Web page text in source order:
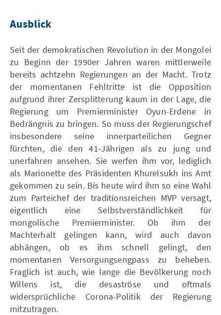
Ausblick
Seit der demokratischen Revolution in der Mongolei
zu Beginn der 1990er Jahren waren mittlerweile
bereits achtzehn Regierungen an der Macht. Trotz
der momentanen Fehltritte ist die Opposition
aufgrund ihrer Zersplitterung kaum in der Lage, die
Regierung um Premierminister Oyun-Erdene in
Bedrängnis zu bringen. So muss der Regierungschef
insbesondere seine innerparteilichen Gegner
fürchten, die den 41-Jährigen als zu jung und
unerfahren ansehen. Sie werfen ihm vor, lediglich
als Marionette des Präsidenten Khurelsukh ins Amt
gekommen zu sein. Bis heute wird ihm so eine Wahl
zum Parteichef der traditionsreichen MVP versagt,
eigentlich eine Selbstverständlichkeit für
mongolische Premierminister. Ob ihm der
Machterhalt gelingen kann, wird auch davon
abhängen, ob es ihm schnell gelingt, den
momentanen Versorgungsengpass zu beheben.
Fraglich ist auch, wie lange die Bevölkerung noch
Willens ist, die desaströse und oftmals
widersprüchliche Corona-Politik der Regierung
mitzutragen.